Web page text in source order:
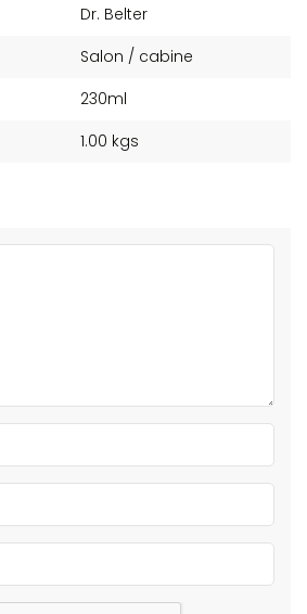
Dr. Belter
Salon / cabine
230ml
1.00 kgs